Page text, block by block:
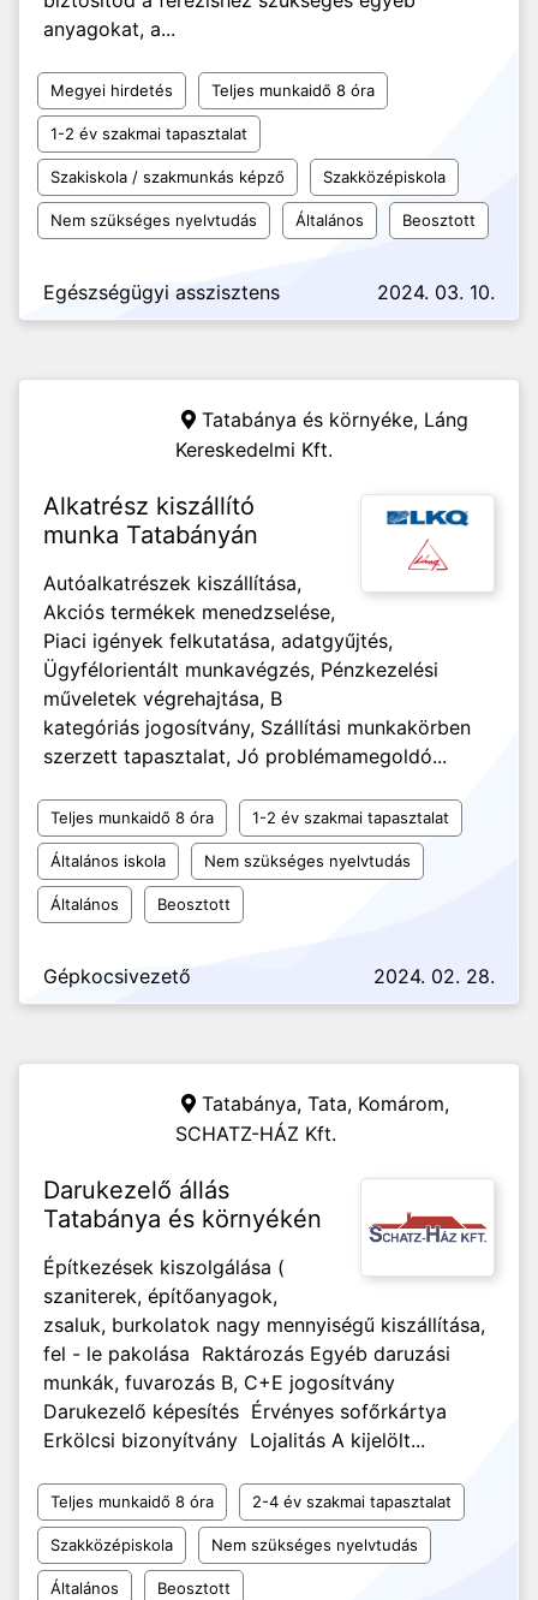
anyagokat, a...
Megyei hirdetés Teljes munkaidő 8 óra
1-2 év szakmai tapasztalat
Szakiskola / szakmunkás képző Szakközépiskola
Nem szükséges nyelvtudás Általános Beosztott
Egészségügyi asszisztens 2024. 03. 10.
Tatabánya és környéke, Láng
Kereskedelmi Kft.
Alkatrész kiszállító
munka Tatabányán
Autóalkatrészek kiszállítása,
Akciós termékek menedzselése,
Piaci igények felkutatása, adatgyűjtés,
Ügyfélorientált munkavégzés, Pénzkezelési
műveletek végrehajtása, B
kategóriás jogosítvány, Szállítási munkakörben
szerzett tapasztalat, Jó problémamegoldó...
Teljes munkaidő 8 óra 1-2 év szakmai tapasztalat
Általános iskola Nem szükséges nyelvtudás
Általános Beosztott
Gépkocsivezető 2024. 02. 28.
Tatabánya, Tata, Komárom,
SCHATZ-HÁZ Kft.
Darukezelő állás
Tatabánya és környékén
Építkezések kiszolgálása (
szaniterek, építőanyagok,
zsaluk, burkolatok nagy mennyiségű kiszállítása,
fel - le pakolása Raktározás Egyéb daruzási
munkák, fuvarozás B, C+E jogosítvány
Darukezelő képesítés Érvényes sofőrkártya
Erkölcsi bizonyítvány Lojalitás A kijelölt...
Teljes munkaidő 8 óra 2-4 év szakmai tapasztalat
Szakközépiskola Nem szükséges nyelvtudás
Általános Beosztott